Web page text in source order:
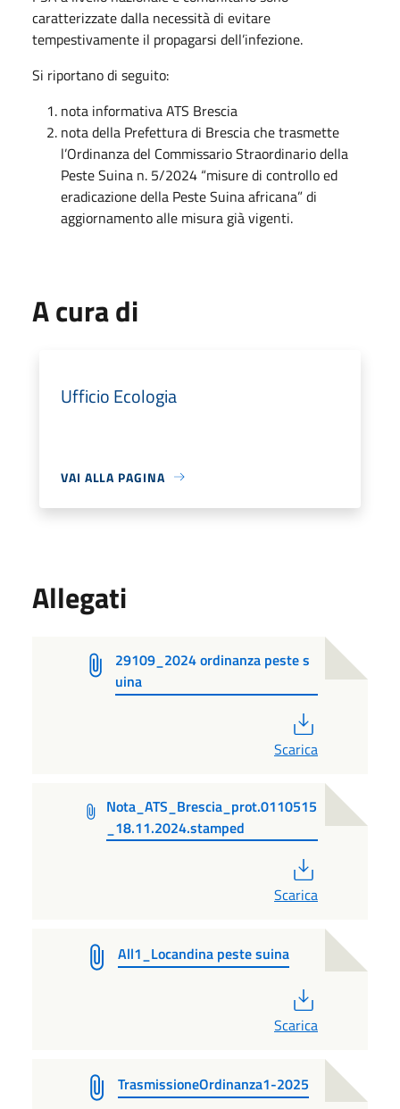
caratterizzate dalla necessità di evitare
tempestivamente il propagarsi dell’infezione.
Si riportano di seguito:
nota informativa ATS Brescia
nota della Prefettura di Brescia che trasmette
l’Ordinanza del Commissario Straordinario della
Peste Suina n. 5/2024 “misure di controllo ed
eradicazione della Peste Suina africana” di
aggiornamento alle misura già vigenti.
A cura di
Ufficio Ecologia
VAI ALLA PAGINA
Allegati
29109_2024 ordinanza peste s
uina
Scarica
Nota_ATS_Brescia_prot.0110515
_18.11.2024.stamped
Scarica
All1_Locandina peste suina
Scarica
TrasmissioneOrdinanza1-2025